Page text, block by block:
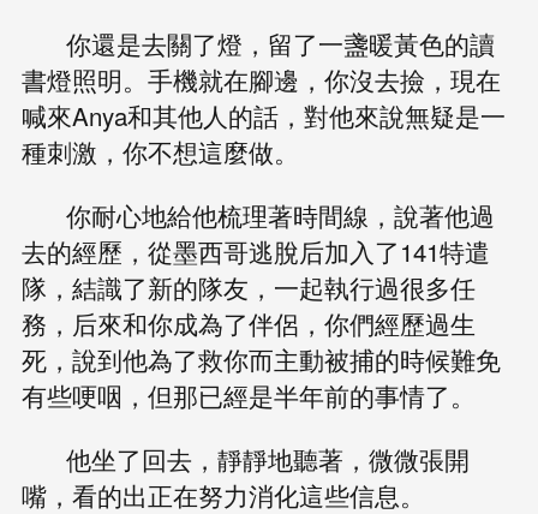
你還是去關了燈，留了一盞暖黃色的讀
書燈照明。手機就在腳邊，你沒去撿，現在
喊來Anya和其他人的話，對他來說無疑是一
種刺激，你不想這麼做。
你耐心地給他梳理著時間線，說著他過
去的經歷，從墨西哥逃脫后加入了141特遣
隊，結識了新的隊友，一起執行過很多任
務，后來和你成為了伴侶，你們經歷過生
死，說到他為了救你而主動被捕的時候難免
有些哽咽，但那已經是半年前的事情了。
他坐了回去，靜靜地聽著，微微張開
嘴，看的出正在努力消化這些信息。